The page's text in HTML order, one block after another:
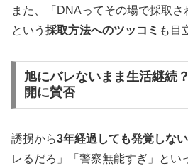
また、「DNAってその場で採取さ
という 採取方法へのツッコミ も目
旭にバレないまま生活継続
開に賛否
誘拐から3年経過しても発覚しな
レるだろ」「警察無能すぎ」とい